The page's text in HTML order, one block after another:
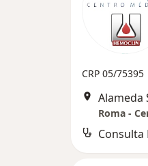
CRP 05/75395
Alameda
Roma -
Consulta